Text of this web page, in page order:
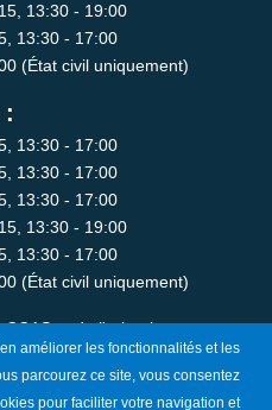
13:30 - 19:00
13:30 - 17:00
(État civil uniquement)
:
13:30 - 17:00
13:30 - 17:00
13:30 - 17:00
13:30 - 19:00
13:30 - 17:00
(État civil uniquement)
et de l'urbanisme sont
améliorer les fonctionnalités et les
parcourez ce site, vous consentez
pour faciliter votre navigation et